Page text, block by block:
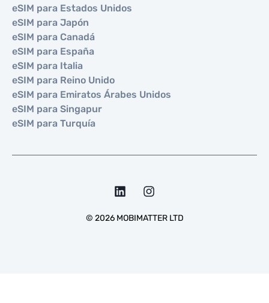
eSIM para Estados Unidos
eSIM para Japón
eSIM para Canadá
eSIM para España
eSIM para Italia
eSIM para Reino Unido
eSIM para Emiratos Árabes Unidos
eSIM para Singapur
eSIM para Turquía
© 2026MOBIMATTER LTD